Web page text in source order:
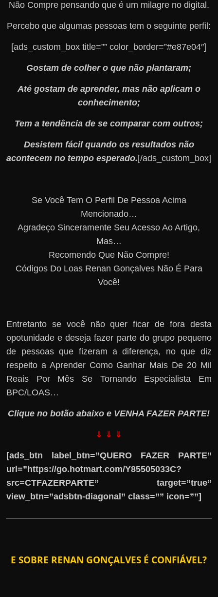
Não Compre pensando que é um milagre no digital.
Percebo que algumas pessoas tem o seguinte perfil:
[ads_custom_box title=”” color_border=”#e87e04″]
Gostam de colher o que não plantaram;
Até gostam de aprender, mas não aplicam o
conhecimento;
Tem a tendência de se comparar com outros;
Desistem fácil quando os resultados não
acontecem no tempo esperado.[/ads_custom_box]
Se Você Tem O Perfil De Pessoa Acima
Mencionado…
Agradeço Sinceramente Seu Acesso Ao Artigo,
Mas…
Recomendo Que Não Compre!
Códigos Do Loas Renan Gonçalves Não É Para
Você!
Entretanto se você não quer ficar de fora desta
opotunidade e deseja fazer parte do grupo pequeno
de pessoas que fizeram a diferença, no que diz
respeito a Aprender Como Ganhar Mais De 20 Mil
Reais Por Mês Se Tornando Especialista Em
BPC/LOAS…
Clique no botão abaixo e VENHA FAZER PARTE!
⇓ ⇓ ⇓
[ads_btn label_btn=”QUERO FAZER PARTE”
url=”https://go.hotmart.com/Y85505033C?
src=CTFAZERPARTE” target=”true”
view_btn=”adsbtn-diagonal” class=”” icon=””]
E SOBRE RENAN GONÇALVES É CONFIÁVEL?